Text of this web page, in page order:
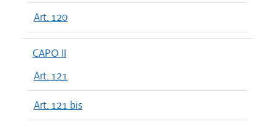
Art. 120
CAPO II
Art. 121
Art. 121 bis